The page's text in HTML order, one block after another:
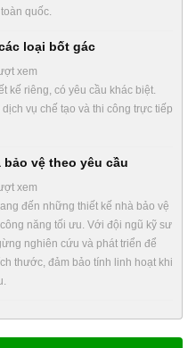
quốc.
loại bốt gác
xem
kế riêng, có yêu cầu khác biệt.
vụ chế tạo và thi công trực tiếp
vệ theo yêu cầu
xem
đến những thiết kế nhà bảo vệ
năng tối ưu. Với đội ngũ kỹ sư
nghiên cứu và phát triển để
thước, đảm bảo tính linh hoạt khi